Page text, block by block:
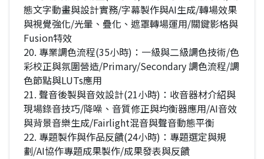
態文字動畫與設計實務/字幕製作與AI生成/轉場效果
與視覺強化/光暈、疊化、遮罩轉場運用/關鍵影格與
Fusion特效
20. 專業調色流程(35小時)：一級與二級調色技術/色
彩校正與氛圍營造/Primary/Secondary 調色流程/調
色節點與LUTs應用
21. 聲音後製與音效設計(21小時)：收音器材介紹與
現場錄音技巧/降噪、音質修正與均衡器應用/AI音效
與背景音樂生成/Fairlight混音與聲音動態平衡
22. 專題製作與作品反饋(24小時)：專題選定與規
劃/AI協作專題成果製作/成果發表與反饋